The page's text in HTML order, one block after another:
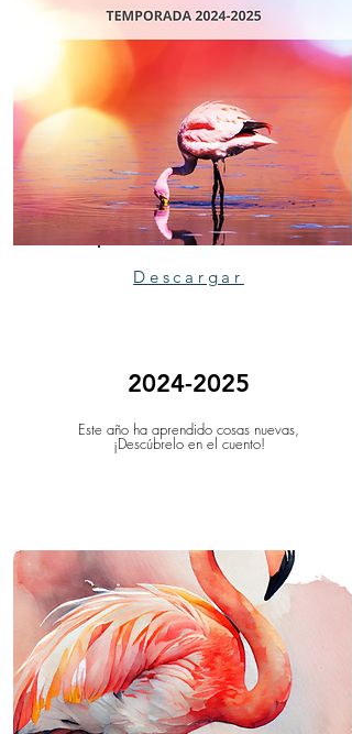
Descargar
2024-2025
Este año ha aprendido cosas nuevas,
¡Descúbrelo en el cuento!